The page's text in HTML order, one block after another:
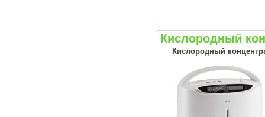
Кислородный
Кислородный